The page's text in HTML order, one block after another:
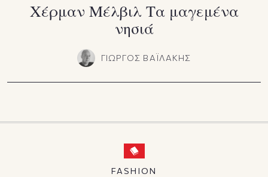
Χέρμαν Μέλβιλ Τα μαγεμένα
νησιά
ΓΙΩΡΓΟΣ ΒΑΪΛΑΚΗΣ
FASHION